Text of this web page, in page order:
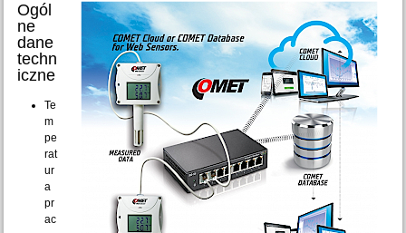
Ogól
ne
dane
techn
iczne
Te
m
pe
rat
ur
a
pr
ac